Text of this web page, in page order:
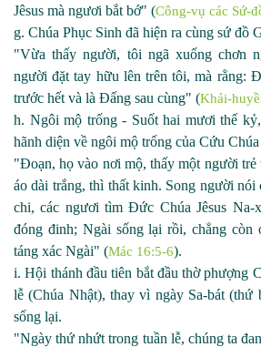
Jêsus mà ngươi bắt bớ" (Công-vụ các Sứ-
g. Chúa Phục Sinh đã hiện ra cùng sứ đồ
"Vừa thấy người, tôi ngã xuống chơn
người đặt tay hữu lên trên tôi, mà rằng:
trước hết và là Đấng sau cùng" (Khải-
h. Ngôi mộ trống- Suốt hai mươi thế
hãnh diện về ngôi mộ trống của Cứu
"Đoạn, họ vào nơi mộ, thấy một người trẻ
áo dài trắng, thì thất kinh. Song người
chi, các ngươi tìm Đức Chúa Jêsus Na-
đóng đinh; Ngài sống lại rồi, chẳng còn
táng xác Ngài" (Mác 16:5-6).
i. Hội thánh đầu tiên bắt đầu thờ phượng
lễ (Chúa Nhật), thay vì ngày Sa-bát (thứ
sống lại.
"Ngày thứ nhứt trong tuần lễ, chúng ta